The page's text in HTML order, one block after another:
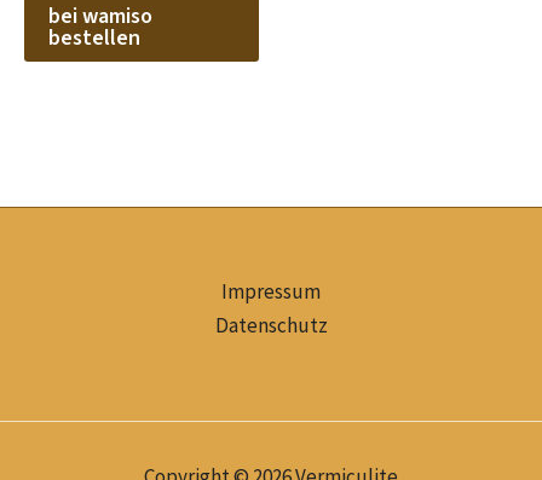
bei wamiso
bestellen
Impressum
Datenschutz